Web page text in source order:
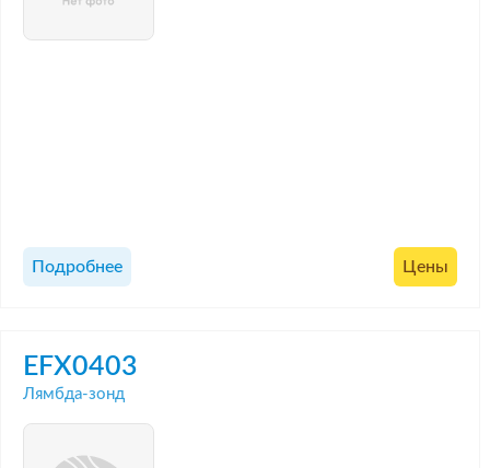
Подробнее Цены
EFX0403
Лямбда-зонд